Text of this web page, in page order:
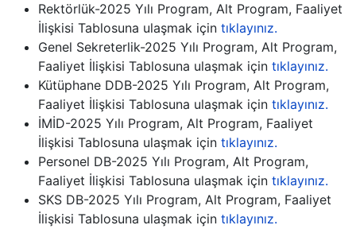
Rektörlük-2025 Yılı Program, Alt Program, Faaliyet
İlişkisi Tablosuna ulaşmak için tıklayınız.
Genel Sekreterlik-2025 Yılı Program, Alt Program,
Faaliyet İlişkisi Tablosuna ulaşmak için tıklayınız.
Kütüphane DDB-2025 Yılı Program, Alt Program,
Faaliyet İlişkisi Tablosuna ulaşmak için tıklayınız.
İMİD-2025 Yılı Program, Alt Program, Faaliyet
İlişkisi Tablosuna ulaşmak için tıklayınız.
Personel DB-2025 Yılı Program, Alt Program,
Faaliyet İlişkisi Tablosuna ulaşmak için tıklayınız.
SKS DB-2025 Yılı Program, Alt Program, Faaliyet
İlişkisi Tablosuna ulaşmak için tıklayınız.